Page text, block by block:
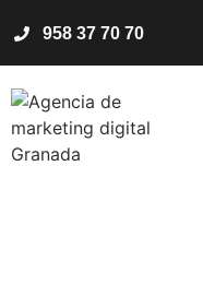
958 37 70 70